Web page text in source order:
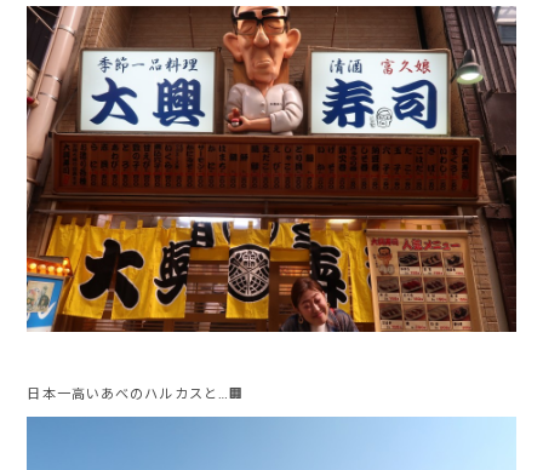
日本一高いあべのハルカスと…🏢